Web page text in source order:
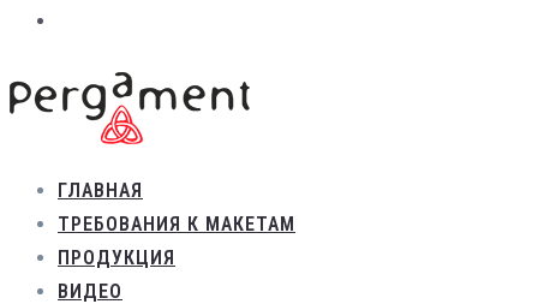
ГЛАВНАЯ
ТРЕБОВАНИЯ К МАКЕТАМ
ПРОДУКЦИЯ
ВИДЕО